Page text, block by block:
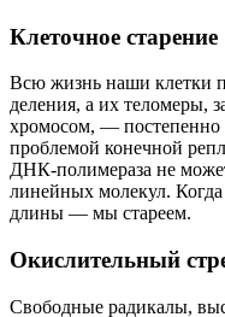
Клеточное старение
Всю жизнь наши клетки
деления, а их теломеры,
хромосом, — постепенно
проблемой конечной
ДНК-полимераза не
линейных молекул.
длины — мы стареем.
Окислительный
Свободные радикалы,